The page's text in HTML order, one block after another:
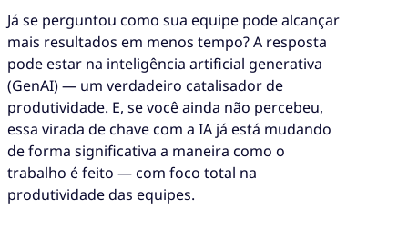
Já se perguntou como sua equipe pode alcançar
mais resultados em menos tempo? A resposta
pode estar na inteligência artificial generativa
(GenAI) — um verdadeiro catalisador de
produtividade. E, se você ainda não percebeu,
essa virada de chave com a IA já está mudando
de forma significativa a maneira como o
trabalho é feito — com foco total na
produtividade das equipes.